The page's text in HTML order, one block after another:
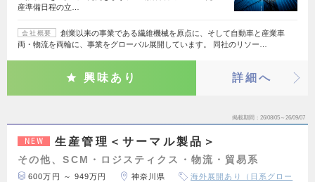
産準備日程の立…
会社概要
創業以来の事業である繊維機械を原点に、そして自動車と産業車
両・物流を両輪に、事業をグローバル展開しています。 同社のリソー…
興味あり 詳細へ
掲載期間 26/08/05～26/09/07
NEW 生産管理＜サーマル製品＞
その他、SCM・ロジスティクス・物流・貿易系
600万円 ～ 949万円 神奈川県
海外展開あり（日系グロー